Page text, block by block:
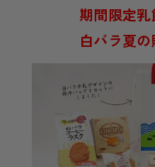
期間限定
白バラ夏